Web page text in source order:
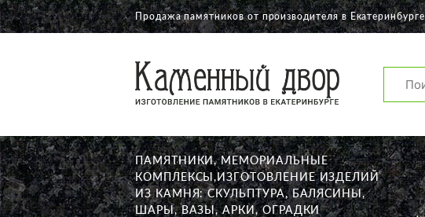
О КОМПАНИИ
КАТАЛОГ
НАШИ РАБОТЫ
АКЦИИ
ДОСТАВКА
Продажа памятников от производителя в Екатеринбурге
ПАМЯТНИКИ, МЕМОРИАЛЬНЫЕ
КОМПЛЕКСЫ,ИЗГОТОВЛЕНИЕ ИЗДЕЛИЙ
ИЗ КАМНЯ: СКУЛЬПТУРА, БАЛЯСИНЫ,
ШАРЫ, ВАЗЫ, АРКИ, ОГРАДКИ